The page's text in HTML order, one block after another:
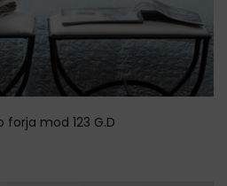
forja mod 123 G.D